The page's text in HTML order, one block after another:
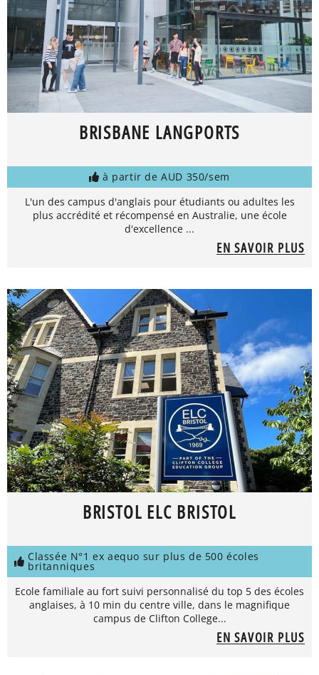
BRISBANE LANGPORTS
à partir de AUD 350/sem
L'un des campus d'anglais pour étudiants ou adultes les
plus accrédité et récompensé en Australie, une école
d'excellence ...
EN SAVOIR PLUS
BRISTOL ELC BRISTOL
Classée N°1 ex aequo sur plus de 500 écoles
britanniques
Ecole familiale au fort suivi personnalisé du top 5 des écoles
anglaises, à 10 min du centre ville, dans le magnifique
campus de Clifton College...
EN SAVOIR PLUS